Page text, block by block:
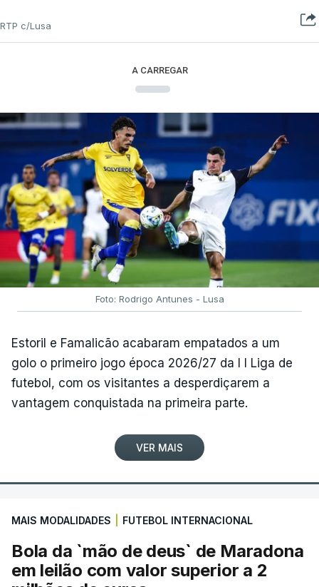
RTP c/Lusa
A CARREGAR
Foto: Rodrigo Antunes - Lusa
Estoril e Famalicão acabaram empatados a um
golo o primeiro jogo época 2026/27 da I I Liga de
futebol, com os visitantes a desperdiçarem a
vantagem conquistada na primeira parte.
VER MAIS
MAIS MODALIDADES FUTEBOL INTERNACIONAL
Bola da `mão de deus` de Maradona
em leilão com valor superior a 2